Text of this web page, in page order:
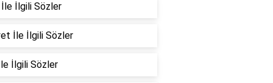
İlgili Sözler
İle İlgili Sözler
İlgili Sözler